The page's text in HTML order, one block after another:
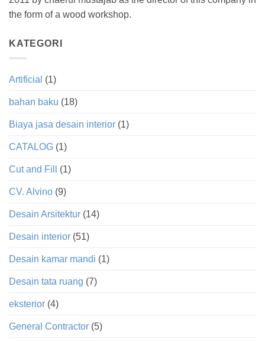
the form of a wood workshop.
KATEGORI
Artificial (1)
bahan baku (18)
Biaya jasa desain interior (1)
CATALOG (1)
Cut and Fill (1)
CV. Alvino (9)
Desain Arsitektur (14)
Desain interior (51)
Desain kamar mandi (1)
Desain tata ruang (7)
eksterior (4)
General Contractor (5)